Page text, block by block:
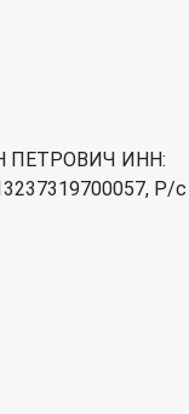
ПЕТРОВИЧ ИНН:
Р/c